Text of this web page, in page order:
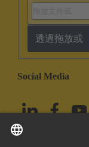
透過拖放或
Social Media